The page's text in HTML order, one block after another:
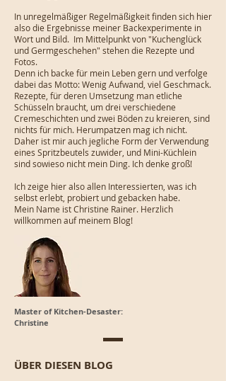
In unregelmäßiger Regelmäßigkeit finden sich hier
also die Ergebnisse meiner Backexperimente in
Wort und Bild. Im Mittelpunkt von "Kuchenglück
und Germgeschehen" stehen die Rezepte und
Fotos.
Denn ich backe für mein Leben gern und verfolge
dabei das Motto:Wenig Aufwand, viel Geschmack.
Rezepte, für deren Umsetzung man etliche
Schüsseln braucht, um drei verschiedene
Cremeschichten und zwei Böden zu kreieren, sind
nichts für mich. Herumpatzen mag ich nicht.
Daher ist mir auch jegliche Form der Verwendung
eines Spritzbeutels zuwider, und Mini-Küchlein
sind sowieso nicht mein Ding. Ich denke groß!
Ich zeige hier also allen Interessierten, was ich
selbst erlebt, probiert und gebacken habe.
Mein Name ist Christine Rainer. Herzlich
willkommen auf meinem Blog!
Master of Kitchen-Desaster:
Christine
ÜBER DIESEN BLOG